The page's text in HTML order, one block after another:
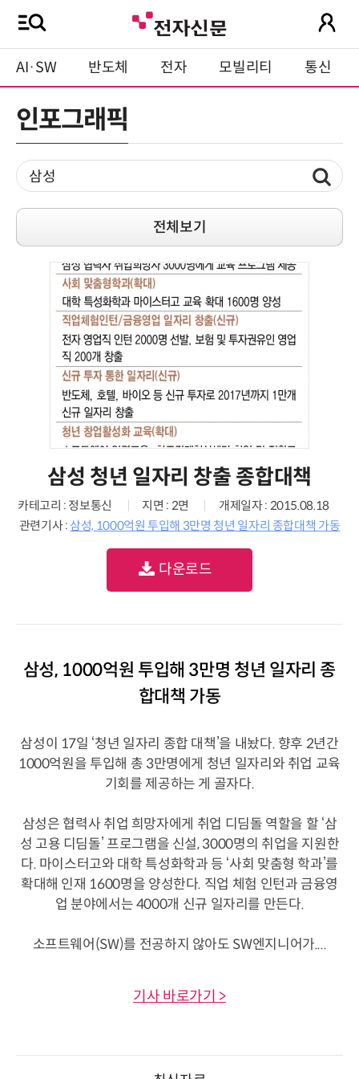
AI·SW 반도체 전자 모빌리티 통신
인포그래픽
전체보기
삼성 청년 일자리 창출 종합대책
카테고리 : 정보통신 지면 : 2면
개제일자 : 2015.08.18
관련기사 : 삼성, 1000억원 투입해 3만명 청년 일자리 종합대책 가동
다운로드
삼성, 1000억원 투입해 3만명 청년 일자리 종
합대책 가동
삼성이 17일 ‘청년 일자리 종합 대책’을 내놨다. 향후 2년간
1000억원을 투입해 총 3만명에게 청년 일자리와 취업 교육
기회를 제공하는 게 골자다.
삼성은 협력사 취업 희망자에게 취업 디딤돌 역할을 할 ‘삼
성 고용 디딤돌’ 프로그램을 신설, 3000명의 취업을 지원한
다. 마이스터고와 대학 특성화학과 등 ‘사회 맞춤형 학과’를
확대해 인재 1600명을 양성한다. 직업 체험 인턴과 금융영
업 분야에서는 4000개 신규 일자리를 만든다.
소프트웨어(SW)를 전공하지 않아도 SW엔지니어가....
기사 바로가기 >